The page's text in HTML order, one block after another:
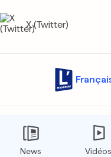
X (Twitter)
News Vidéos